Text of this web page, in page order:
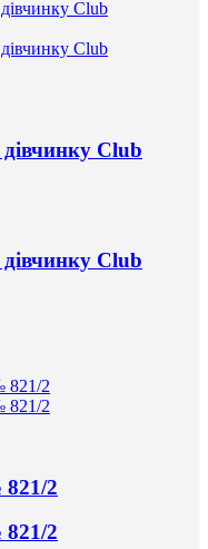
Club
Club
821/2
821/2